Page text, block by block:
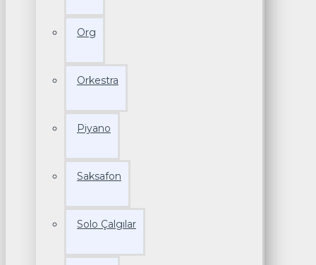
Org
Orkestra
Piyano
Saksafon
Solo Çalgılar